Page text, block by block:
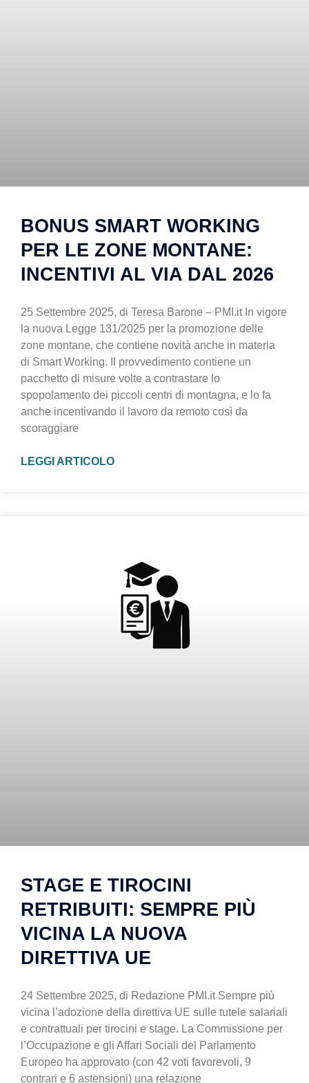
BONUS SMART WORKING
PER LE ZONE MONTANE:
INCENTIVI AL VIA DAL 2026
25 Settembre 2025, di Teresa Barone – PMI.it In vigore
la nuova Legge 131/2025 per la promozione delle
zone montane, che contiene novità anche in materia
di Smart Working. Il provvedimento contiene un
pacchetto di misure volte a contrastare lo
spopolamento dei piccoli centri di montagna, e lo fa
anche incentivando il lavoro da remoto così da
scoraggiare
LEGGI ARTICOLO
​STAGE E TIROCINI
RETRIBUITI: SEMPRE PIÙ
VICINA LA NUOVA
DIRETTIVA UE
24 Settembre 2025, di Redazione PMI.it Sempre più
vicina l’adozione della direttiva UE sulle tutele salariali
e contrattuali per tirocini e stage. La Commissione per
l’Occupazione e gli Affari Sociali del Parlamento
Europeo ha approvato (con 42 voti favorevoli, 9
contrari e 6 astensioni) una relazione